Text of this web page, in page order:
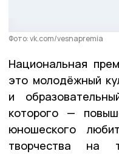
Фото: vk.com/vesnapremia
Национальная
это молодёжный
и
которого —
юношеского
творчества на